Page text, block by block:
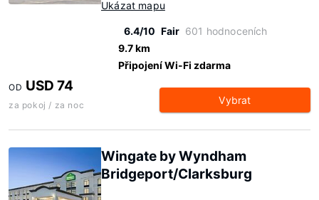
Ukázat mapu
6.4/10 Fair 601 hodnoceních
9.7 km
Připojení Wi-Fi zdarma
OD USD 74
za pokoj / za noc Vybrat
Wingate by Wyndham
Bridgeport/Clarksburg